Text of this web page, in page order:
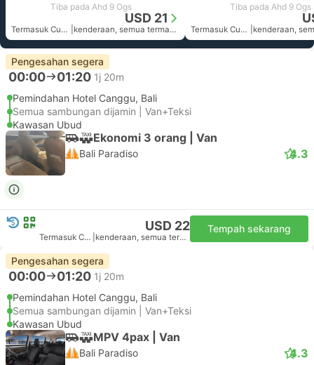
Tiba pada Ahd 9 Ogs
USD 21
Termasuk Cukai kenderaan, semua termasuk
Tiba pada Ahd 9 Ogs
Termasuk Cukai
Pengesahan segera
00:00 01:20 1j 20m
Pemindahan Hotel Canggu, Bali
Semua sambungan dijamin | Van+Teksi
Kawasan Ubud
Ekonomi 3 orang | Van
Bali Paradiso 4.3
USD 22
Termasuk Cukai kenderaan, semua termasuk
Tempah sekarang
Pengesahan segera
00:00 01:20 1j 20m
Pemindahan Hotel Canggu, Bali
Semua sambungan dijamin | Van+Teksi
Kawasan Ubud
MPV 4pax | Van
Bali Paradiso 4.3